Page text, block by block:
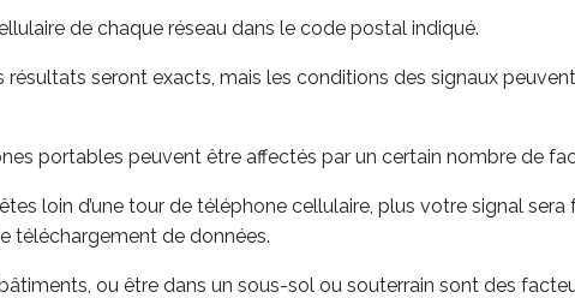
de chaque réseau dans le code postal indiqué.
seront exacts, mais les conditions des signaux
portables peuvent être affectés par un certain nombre de
loin d’une tour de téléphone cellulaire, plus votre signal
téléchargement de données.
ou être dans un sous-sol ou souterrain sont des